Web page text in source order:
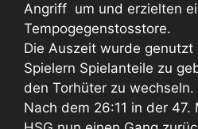
Angriff um und erzielten
Tempogegenstosstore.
Die Auszeit wurde genutzt
Spielern Spielanteile zu
den Torhüter zu wechseln.
Nach dem 26:11 in der